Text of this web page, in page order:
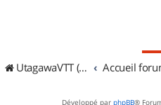
UtagawaVTT (Randos VTT et VTTAE avec traces GPS) Accueil
Développé par phpBB®